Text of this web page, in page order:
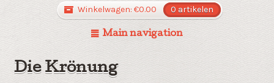
Winkelwagen: €0.00 0 artikelen
Main navigation
Die Krönung